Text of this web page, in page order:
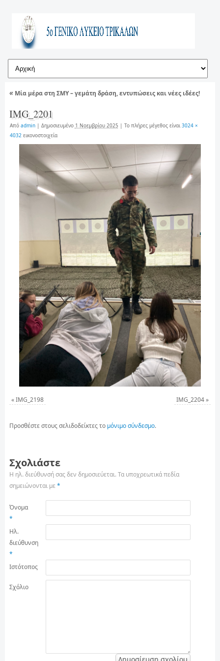
«Μία μέρα στη ΣΜΥ – γεμάτη δράση, εντυπώσεις και νέες ιδέες!
IMG_2201
Από admin | Δημοσιευμένο 1 Νοεμβρίου 2025 | Το πλήρες μέγεθος είναι3024 ×
4032εικονοστοιχεία
«IMG_2198 IMG_2204»
Προσθέστε στους σελιδοδείκτες το μόνιμο σύνδεσμο.
Σχολιάστε
Η ηλ. διεύθυνσή σας δεν δημοσιεύεται. Τα υποχρεωτικά πεδία
σημειώνονται με *
Όνομα
*
Ηλ.
διεύθυνση
*
Ιστότοπος
Σχόλιο